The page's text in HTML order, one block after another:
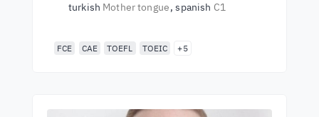
turkish Mother tongue spanish C1
FCE CAE TOEFL TOEIC +5